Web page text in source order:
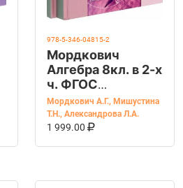
978-5-346-04815-2
Мордкович
Алгебра 8кл. в 2-х
ч. ФГОС
(Мнемозина)
Мордкович А.Г., Мишустина
Т.Н., Александрова Л.А.
1 999.00
В КОРЗИНУ